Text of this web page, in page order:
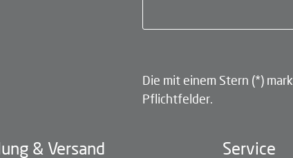
Die mit einem Stern (*)
Pflichtfelder.
& Versand Service